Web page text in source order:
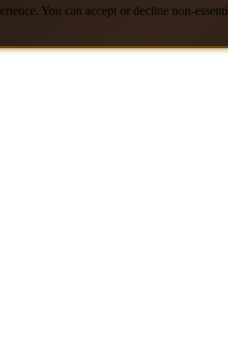
You can accept or decline non-